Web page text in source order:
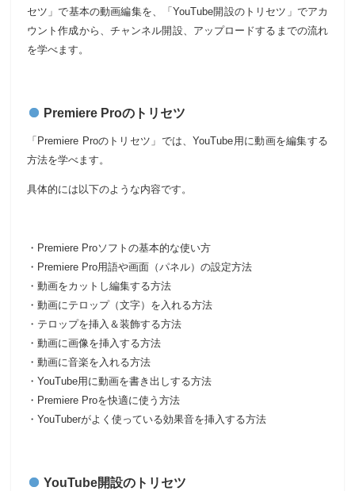
セツ」で基本の動画編集を、「YouTube開設のトリセツ」でアカ
ウント作成から、チャンネル開設、アップロードするまでの流れ
を学べます。
Premiere Proのトリセツ
「Premiere Proのトリセツ」では、YouTube用に動画を編集する
方法を学べます。
具体的には以下のような内容です。
・Premiere Proソフトの基本的な使い方
・Premiere Pro用語や画面（パネル）の設定方法
・動画をカットし編集する方法
・動画にテロップ（文字）を入れる方法
・テロップを挿入＆装飾する方法
・動画に画像を挿入する方法
・動画に音楽を入れる方法
・YouTube用に動画を書き出しする方法
・Premiere Proを快適に使う方法
・YouTuberがよく使っている効果音を挿入する方法
YouTube開設のトリセツ